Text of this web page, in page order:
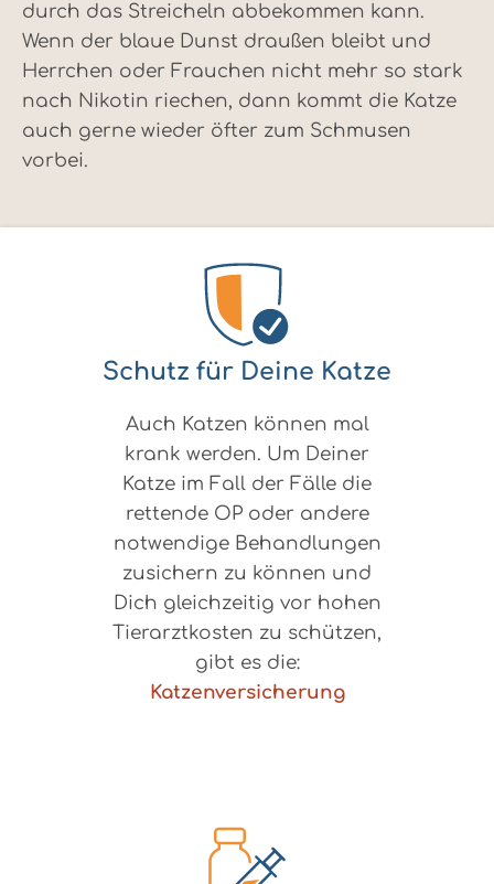
durch das Streicheln abbekommen kann.
Wenn der blaue Dunst draußen bleibt und
Herrchen oder Frauchen nicht mehr so stark
nach Nikotin riechen, dann kommt die Katze
auch gerne wieder öfter zum Schmusen
vorbei.
Schutz für Deine Katze
Auch Katzen können mal
krank werden. Um Deiner
Katze im Fall der Fälle die
rettende OP oder andere
notwendige Behandlungen
zusichern zu können und
Dich gleichzeitig vor hohen
Tierarztkosten zu schützen,
gibt es die:
Katzenversicherung